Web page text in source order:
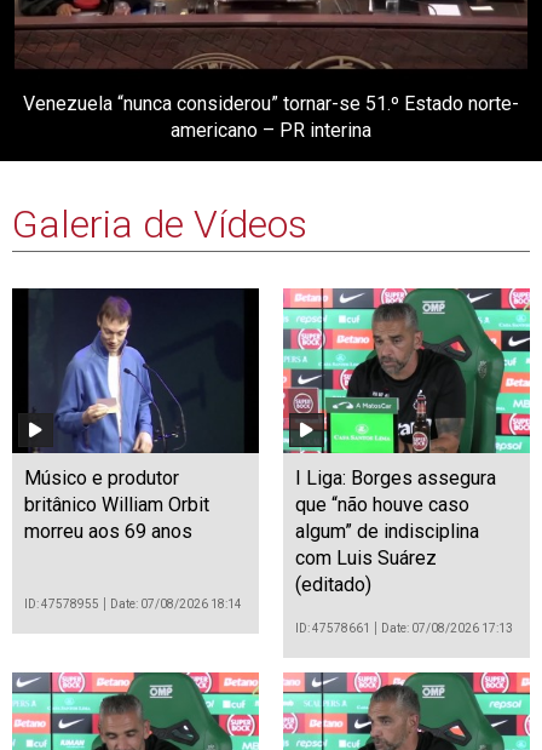
Venezuela “nunca considerou” tornar-se 51.º Estado norte-
americano – PR interina
Galeria de Vídeos
Músico e produtor
britânico William Orbit
morreu aos 69 anos
ID: 47578955 Date: 07/08/2026 18:14
I Liga: Borges assegura
que “não houve caso
algum” de indisciplina
com Luis Suárez
(editado)
ID: 47578661 Date: 07/08/2026 17:13